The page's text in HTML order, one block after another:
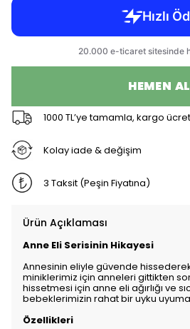
HEMEN AL
1000 TL’ye tamamla, kargo
Kolay iade & değişim
3 Taksit (Peşin Fiyatına)
Ürün Açıklaması
Anne Eli Serisinin Hikayesi
Annesinin eliyle güvende hissederek
miniklerimiz için anneleri gittikten
hissetmesi için anne eli ağırlığı ve
bebeklerimizin rahat bir uyku
Özellikleri